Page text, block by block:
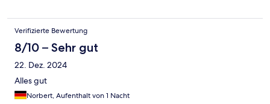
Verifizierte Bewertung
8/10 – Sehr gut
22. Dez. 2024
Alles gut
Norbert, Aufenthalt von 1 Nacht